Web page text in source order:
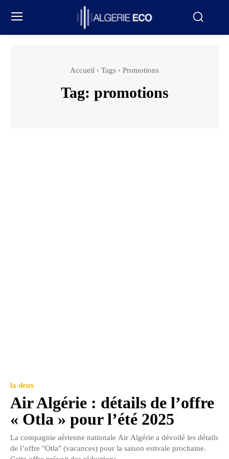
Accueil Tags Promotions
Tag: promotions
la deux
Air Algérie : détails de l’offre
« Otla » pour l’été 2025
La compagnie aérienne nationale Air Algérie a dévoilé les détails
de l’offre "Otla" (vacances) pour la saison estivale prochaine.